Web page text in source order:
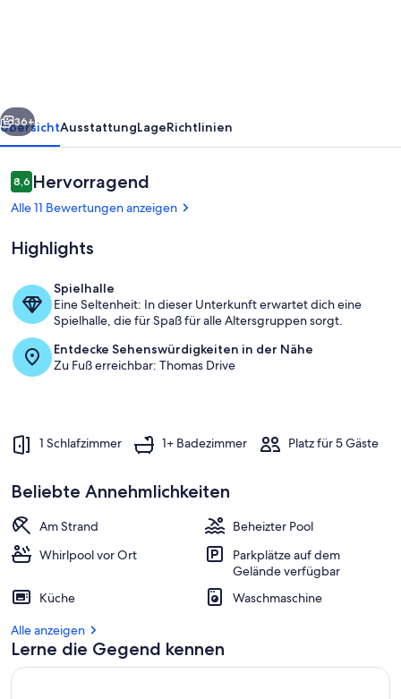
floor
beachront
Pool
Weiter
36+
ÜbersichtAusstattungLageRichtlinien
Bewertungen
8,68,6 von 10.
Hervorragend
Alle 11 Bewertungen anzeigen
Highlights
Spielhalle
Eine Seltenheit: In dieser Unterkunft erwartet dich eine
Spielhalle, die für Spaß für alle Altersgruppen sorgt.
Entdecke Sehenswürdigkeiten in der Nähe
Zu Fuß erreichbar: Thomas Drive
1 Schlafzimmer 1+ Badezimmer Platz für 5 Gäste
Beliebte Annehmlichkeiten
Am Strand
Beheizter Pool
Whirlpool vor Ort
Parkplätze auf dem
Gelände verfügbar
Küche
Waschmaschine
Alle anzeigen
Lerne die Gegend kennen